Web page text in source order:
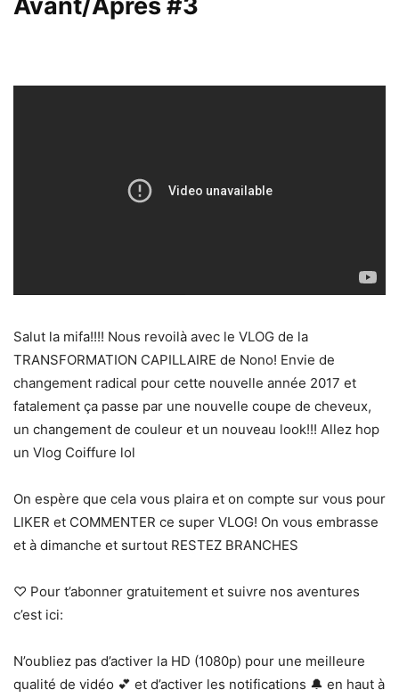
Avant/Après #3
Salut la mifa!!!! Nous revoilà avec le VLOG de la
TRANSFORMATION CAPILLAIRE de Nono! Envie de
changement radical pour cette nouvelle année 2017 et
fatalement ça passe par une nouvelle coupe de cheveux,
un changement de couleur et un nouveau look!!! Allez hop
un Vlog Coiffure lol
On espère que cela vous plaira et on compte sur vous pour
LIKER et COMMENTER ce super VLOG! On vous embrasse
et à dimanche et surtout RESTEZ BRANCHES
♡ Pour t’abonner gratuitement et suivre nos aventures
c’est ici:
N’oubliez pas d’activer la HD (1080p) pour une meilleure
qualité de vidéo 💕 et d’activer les notifications 🔔 en haut à